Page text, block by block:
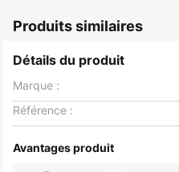
Produits similaires
Détails du produit
Marque :
Référence :
Avantages produit